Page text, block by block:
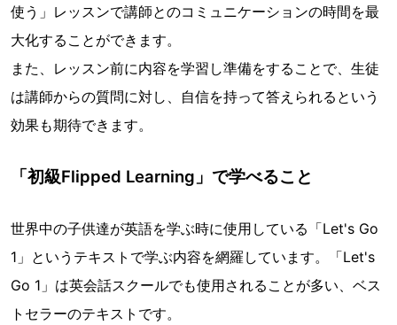
使う」レッスンで講師とのコミュニケーションの時間を最
大化することができます。
また、レッスン前に内容を学習し準備をすることで、生徒
は講師からの質問に対し、自信を持って答えられるという
効果も期待できます。
「初級Flipped Learning」で学べること
世界中の子供達が英語を学ぶ時に使用している「Let's Go
1」というテキストで学ぶ内容を網羅しています。「Let's
Go 1」は英会話スクールでも使用されることが多い、ベス
トセラーのテキストです。